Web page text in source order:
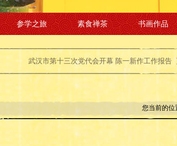
参学之旅 素食禅茶 书画作品
武汉市第十三次党代会开幕 陈一新作工作报告 陈一新
您当前的位